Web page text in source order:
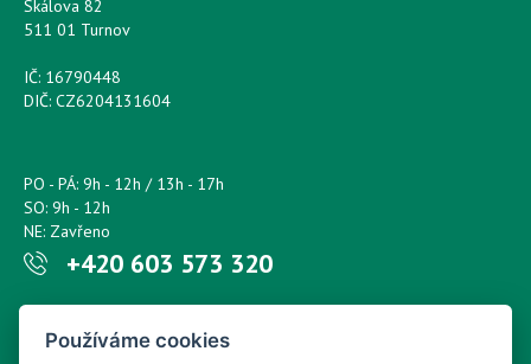
Skálova 82
511 01 Turnov
IČ: 16790448
DIČ: CZ6204131604
PO - PÁ: 9h - 12h / 13h - 17h
SO: 9h - 12h
NE: Zavřeno
+420 603 573 320
petr.sonsky@centrum.cz
Používáme cookies